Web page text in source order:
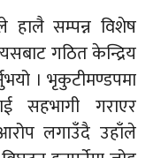
हालै सम्पन्न विशेष
गठित केन्द्रिय
। भृकुटीमण्डपमा
सहभागी गराएर
लगाउँदै उहाँले